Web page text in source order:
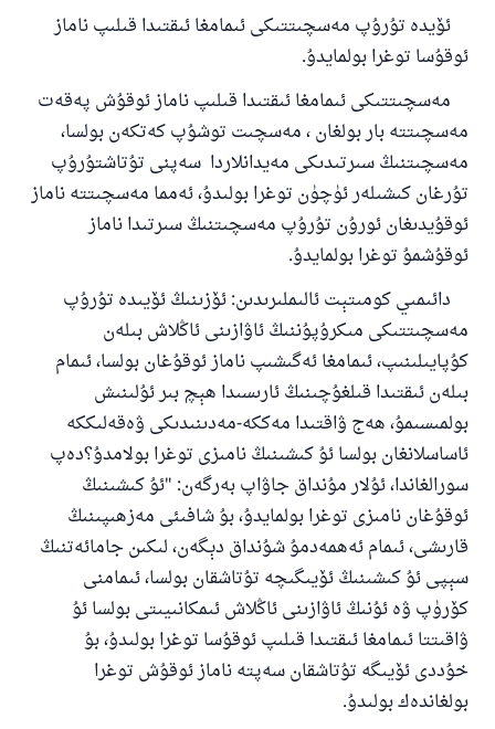
ئۆيدە تۇرۇپ مەسچىتتىكى ئىمامغا ئىقتىدا قىلىپ ناماز
ئوقۇسا توغرا بولمايدۇ.
مەسچىتتىكى ئىمامغا ئىقتىدا قىلىپ ناماز ئوقۇش پەقەت
مەسچىتتە بار بولغان ، مەسچىت توشۇپ كەتكەن بولسا،
مەسچىتنىڭ سىرتىدىكى مەيدانلاردا سەپنى تۇتاشتۇرۇپ
تۇرغان كىشىلەر ئۈچۈن توغرا بولىدۇ، ئەمما مەسچىتتە ناماز
ئوقۇيدىغان ئورۇن تۇرۇپ مەسچىتنىڭ سىرتىدا ناماز
ئوقۇشمۇ توغرا بولمايدۇ.
دائىمىي كومىتېت ئالىملىرىدىن: ئۆزىنىڭ ئۆيىدە تۇرۇپ
مەسچىتتىكى مىكرۇپۇننىڭ ئاۋازىنى ئاڭلاش بىلەن
كۇپايىلىنىپ، ئىمامغا ئەگىشىپ ناماز ئوقۇغان بولسا، ئىمام
بىلەن ئىقتىدا قىلغۇچىنىڭ ئارىسىدا ھېچ بىر ئۇلىنىش
بولمىسىمۇ، ھەج ۋاقتىدا مەككە-مەدىنىدىكى ۋەقەلىككە
ئاساسلانغان بولسا ئۇ كىشىنىڭ نامىزى توغرا بولامدۇ؟دەپ
سورالغاندا، ئۇلار مۇنداق جاۋاپ بەرگەن: "ئۇ كىشىنىڭ
ئوقۇغان نامىزى توغرا بولمايدۇ، بۇ شافىئى مەزھىپىنىڭ
قارىشى، ئىمام ئەھمەدمۇ شۇنداق دېگەن، لىكىن جامائەتنىڭ
سېپى ئۇ كىشىنىڭ ئۆيىگىچە تۇتاشقان بولسا، ئىمامنى
كۆرۈپ ۋە ئۇنىڭ ئاۋازىنى ئاڭلاش ئىمكانىيىتى بولسا ئۇ
ۋاقىتتا ئىمامغا ئىقتىدا قىلىپ ئوقۇسا توغرا بولىدۇ، بۇ
خۇددى ئۆيىگە تۇتاشقان سەپتە ناماز ئوقۇش توغرا
بولغاندەك بولىدۇ.
110845 - نومۇرلۇق سوئالنىڭ جاۋابى
ئائىلىنى ساقلاپ قالدى
ئۇممەتكە جاۋاپ بېرىشىمىزگە ياردەم قىلىڭ
پەيغەمبەرئەلەيھىسسالام مۇنداق دېگەن:
ياخشىلىققا باشلارپ قويغان كىشى قىلغۇچىغا
ئوخشاش ساۋاپقا ئېرىشىدۇ
مۇسلىم رىۋايەت قىلغان (1893) ھەدىس